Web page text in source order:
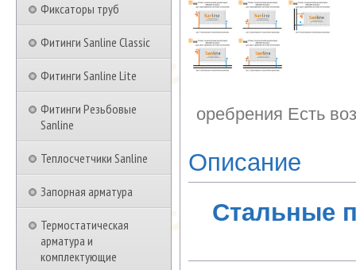
Фиксаторы труб
Фитинги Sanline Classic
Фитинги Sanline Lite
Фитинги Резьбовые
Sanline
Теплосчетчики Sanline
Запорная арматура
Термостатическая
арматура и
комплектующие
оребрения Есть
Описание
Стальные